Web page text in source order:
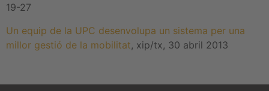
19-27
Un equip de la UPC desenvolupa un sistema per una
millor gestió de la mobilitat, xip/tx, 30 abril 2013